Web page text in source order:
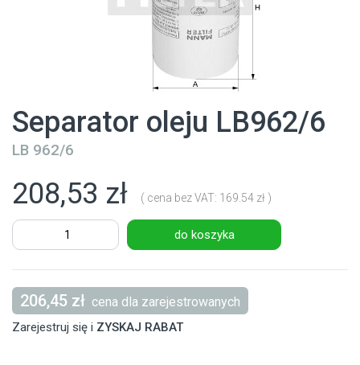
Separator oleju LB962/6
LB 962/6
208,53 zł ( cena bez VAT: 169.54 zł )
do koszyka
206,45 zł cena dla zarejestrowanych
Zarejestruj się i ZYSKAJ RABAT